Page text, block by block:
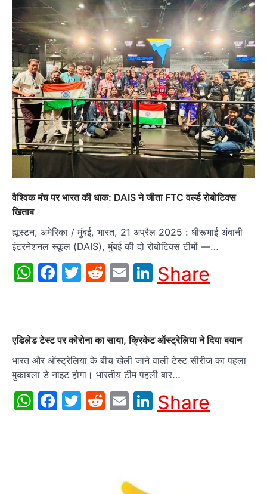
वैश्विक मंच पर भारत की धाक: DAIS ने जीता FTC वर्ल्ड रोबोटिक्स
खिताब
ह्यूस्टन, अमेरिका / मुंबई, भारत, 21 अप्रैल 2025 : धीरूभाई अंबानी
इंटरनेशनल स्कूल (DAIS), मुंबई की दो रोबोटिक्स टीमों —…
WhatsApp
Facebook
Twitter
Reddit
EmailLinkedIn
Share
एडिलेड टेस्ट पर कोरोना का साया, क्रिकेट ऑस्ट्रेलिया ने दिया बयान
भारत और ऑस्ट्रेलिया के बीच खेली जाने वाली टेस्ट सीरीज का पहला
मुकाबला डे नाइट होगा। भारतीय टीम पहली बार…
WhatsApp
Facebook
Twitter
Reddit
EmailLinkedIn
Share